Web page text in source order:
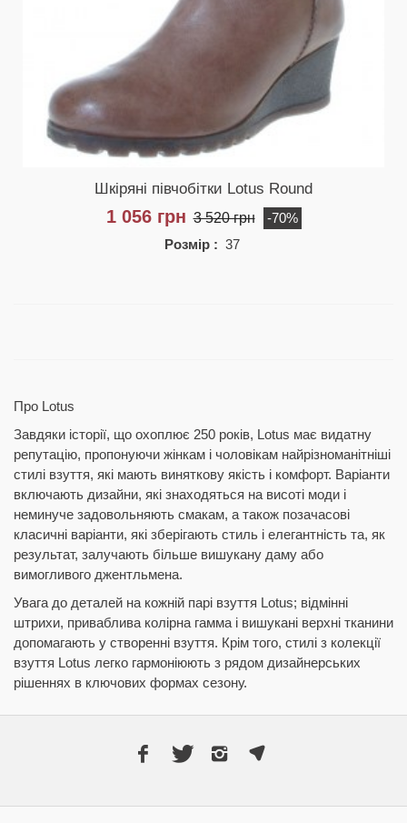
Шкіряні півчобітки Lotus Round
1 056 грн 3 520 грн
-70%
Розмір : 37
Про Lotus
Завдяки історії, що охоплює 250 років, Lotus має видатну
репутацію, пропонуючи жінкам і чоловікам найрізноманітніші
стилі взуття, які мають виняткову якість і комфорт. Варіанти
включають дизайни, які знаходяться на висоті моди і
неминуче задовольняють смакам, а також позачасові
класичні варіанти, які зберігають стиль і елегантність та, як
результат, залучають більше вишукану даму або
вимогливого джентльмена.
Увага до деталей на кожній парі взуття Lotus; відмінні
штрихи, приваблива колірна гамма і вишукані верхні тканини
допомагають у створенні взуття. Крім того, стилі з колекції
взуття Lotus легко гармоніюють з рядом дизайнерських
рішеннях в ключових формах сезону.